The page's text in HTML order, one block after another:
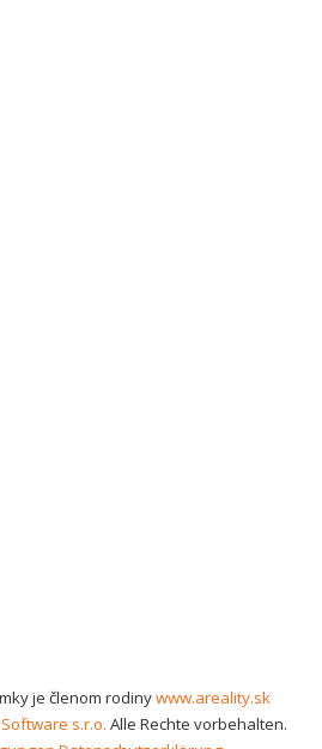
je členom rodinywww.areality.sk
s.r.o. Alle Rechte vorbehalten.